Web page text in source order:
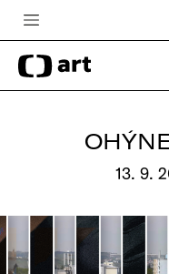
Česká televize
Zpravodajství
Pro děti
13. 9.